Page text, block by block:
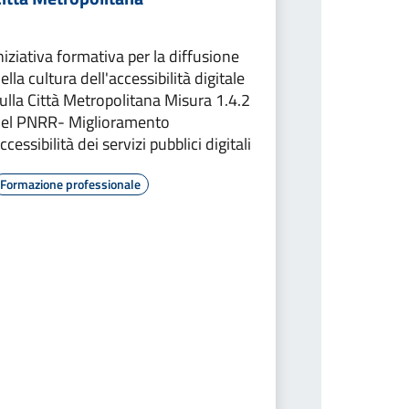
formativa per la diffusione
cultura dell'accessibilità digitale
Città Metropolitana Misura 1.4.2
PNRR- Miglioramento
dei servizi pubblici digitali
Formazione professionale